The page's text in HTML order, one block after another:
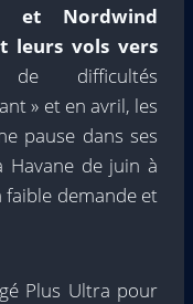
et Nordwind
leurs vols vers
difficultés
» et en avril, les
pause dans ses
de juin à
demande et
Plus Ultra pour